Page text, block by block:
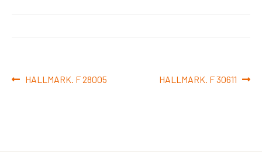
Navegación
Anterior:
HALLMARK. F 28005 Siguiente:
HALLMARK. F 30611